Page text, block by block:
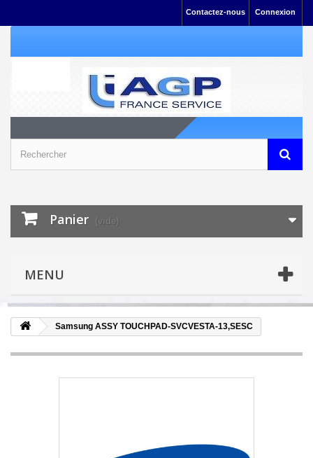
Connexion
Contactez-nous
Panier (vide)
MENU
Samsung ASSY TOUCHPAD-SVCVESTA-13,SESC